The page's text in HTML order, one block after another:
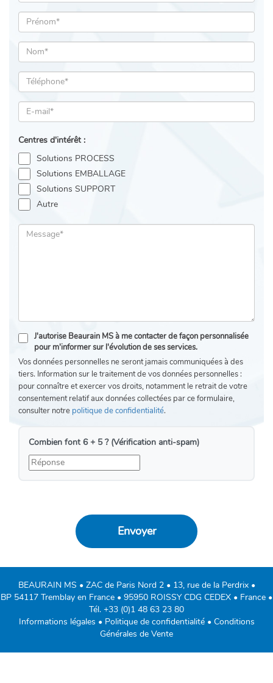
Centres d'intérêt :
Solutions PROCESS
Solutions EMBALLAGE
Solutions SUPPORT
Autre
J'autorise Beaurain MS à me contacter de façon personnalisée
pour m'informer sur l'évolution de ses services.
Vos données personnelles ne seront jamais communiquées à des
tiers. Information sur le traitement de vos données personnelles :
pour connaître et exercer vos droits, notamment le retrait de votre
consentement relatif aux données collectées par ce formulaire,
consulter notre politique de confidentialité.
Combien font 6 + 5 ? (Vérification anti-spam)
BEAURAIN MS • ZAC de Paris Nord 2 • 13, rue de la Perdrix •
BP 54117 Tremblay en France • 95950 ROISSY CDG CEDEX • France •
Tél. +33 (0)1 48 63 23 80
Informations légales • Politique de confidentialité• Conditions
Générales de Vente